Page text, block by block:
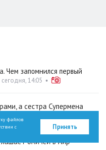
Чем запомнился первый
сегодня, 14:05 •
а сестра Супермена
омичей в мир
файлов
с
Принять